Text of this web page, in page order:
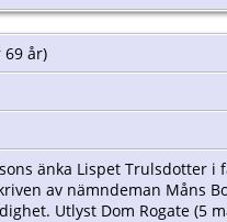
69 år)
änka Lispet Trulsdotter i
av nämndeman Måns
Utlyst Dom Rogate (5